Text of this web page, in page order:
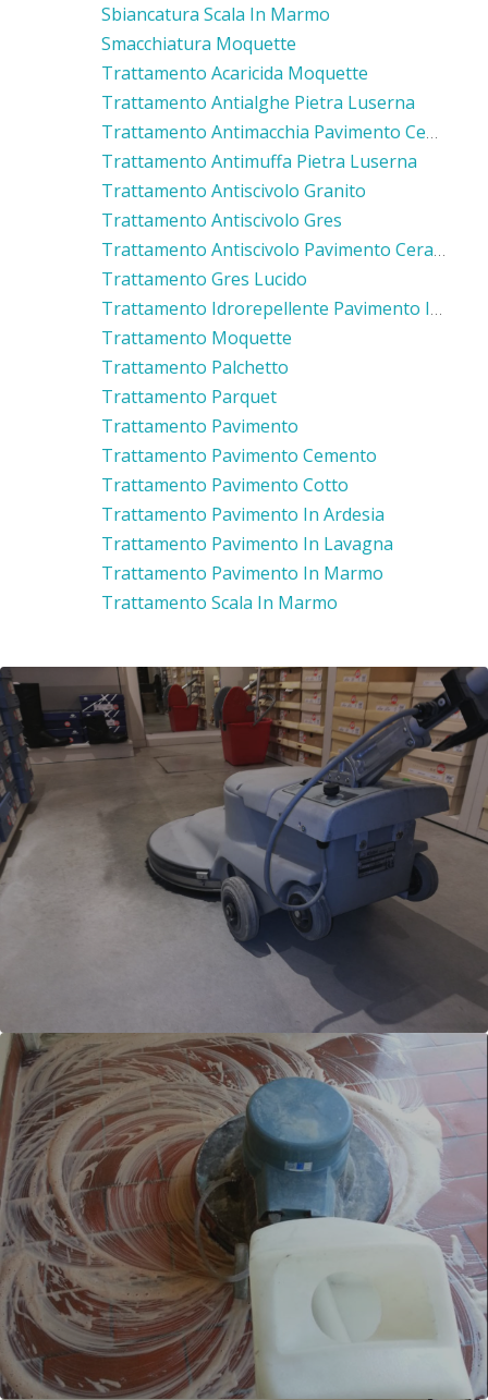
Sbiancatura Scala In Marmo
Smacchiatura Moquette
Trattamento Acaricida Moquette
Trattamento Antialghe Pietra Luserna
Trattamento Antimacchia Pavimento Cemento
Trattamento Antimuffa Pietra Luserna
Trattamento Antiscivolo Granito
Trattamento Antiscivolo Gres
Trattamento Antiscivolo Pavimento Ceramica
Trattamento Gres Lucido
Trattamento Idrorepellente Pavimento In Cotto
Trattamento Moquette
Trattamento Palchetto
Trattamento Parquet
Trattamento Pavimento
Trattamento Pavimento Cemento
Trattamento Pavimento Cotto
Trattamento Pavimento In Ardesia
Trattamento Pavimento In Lavagna
Trattamento Pavimento In Marmo
Trattamento Scala In Marmo